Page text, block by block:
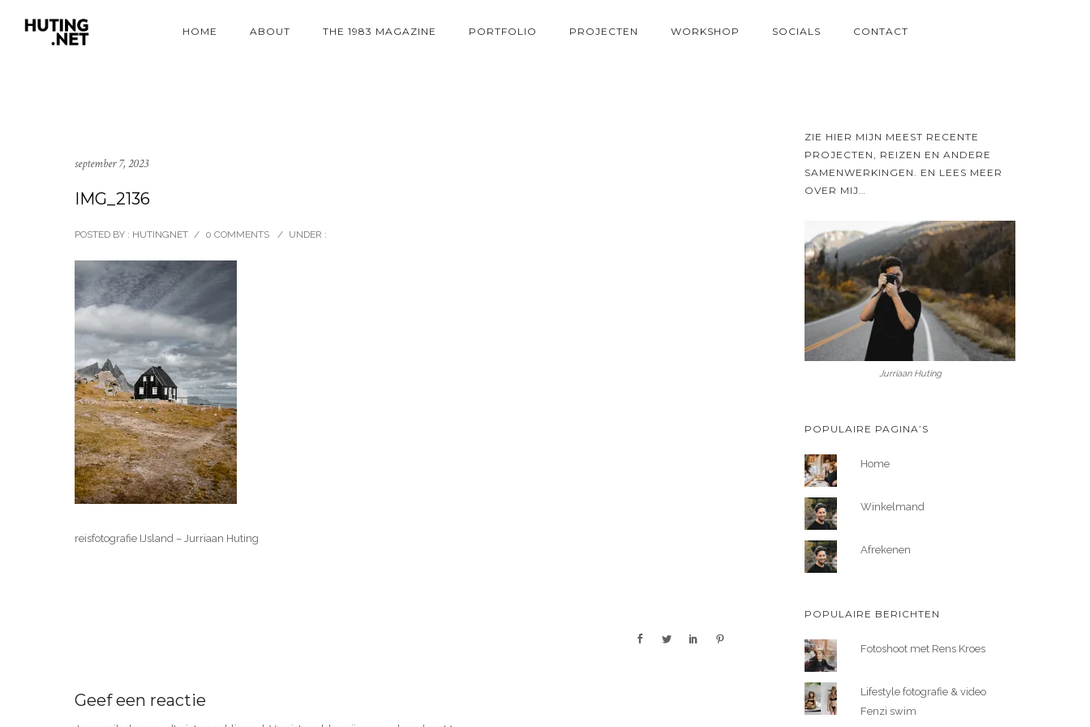
HOME ABOUT THE 1983 MAGAZINE PORTFOLIO PROJECTEN WORKSHOP SOCIALS CONTACT
september 7, 2023
IMG_2136
POSTED BY : HUTINGNET / 0 COMMENTS / UNDER :
reisfotografie IJsland – Jurriaan Huting
Geef een reactie
ZIE HIER MIJN MEEST RECENTE
PROJECTEN, REIZEN EN ANDERE
SAMENWERKINGEN. EN LEES MEER
OVER MIJ…
Jurriaan Huting
POPULAIRE PAGINA’S
Home
Winkelmand
Afrekenen
POPULAIRE BERICHTEN
Fotoshoot met Rens Kroes
Lifestyle fotografie & video
Fenzi swim